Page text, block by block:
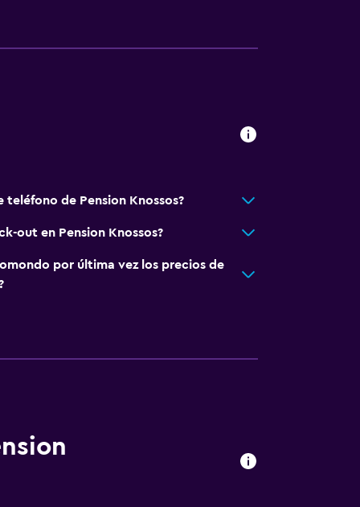
teléfono de Pension Knossos?
out en Pension Knossos?
por última vez los precios de